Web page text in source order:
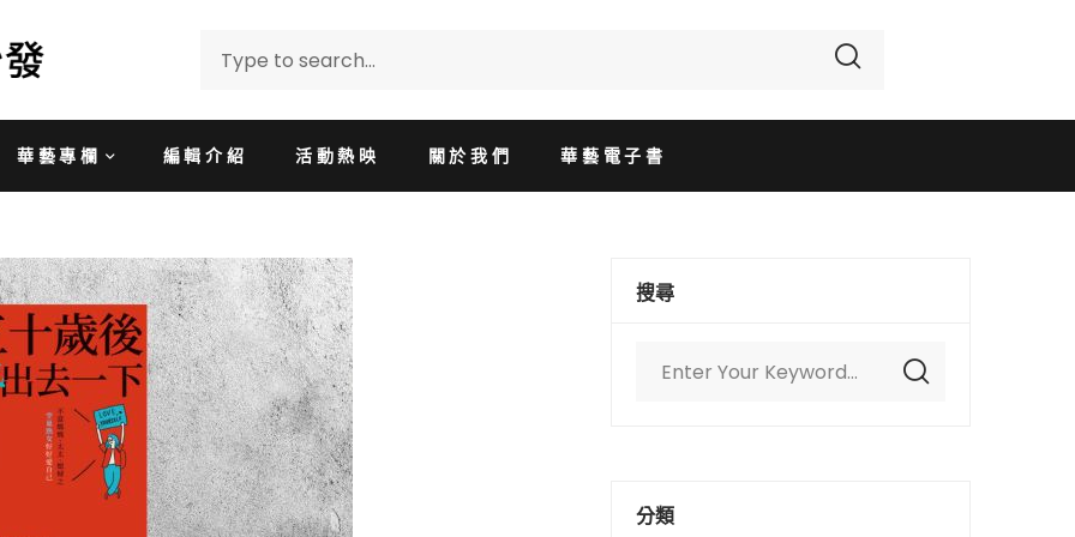
華藝專欄 編輯介紹 活動熱映 關於我們 華藝電子書
搜尋
分類